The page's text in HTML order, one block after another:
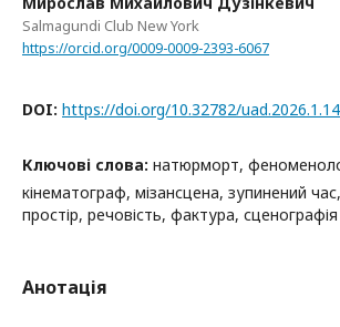
Salmagundi Club New York
https://orcid.org/0009-0009-2393-6067
DOI: https://doi.org/10.32782/uad.2026.1.14
Ключові слова: натюрморт,
кінематограф, мізансцена, зупинений
простір, речовість, фактура, сценографія
Анотація